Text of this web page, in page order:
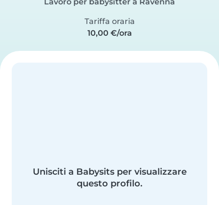
Tariffa oraria
10,00 €/ora
Unisciti a Babysits per visualizzare
questo profilo.